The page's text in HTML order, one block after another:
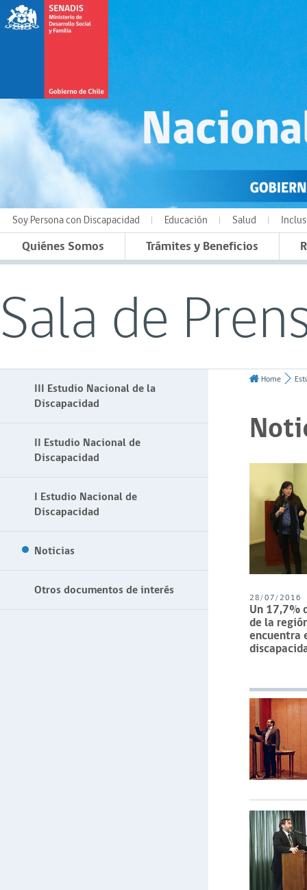
Soy Persona con Discapacidad Educación Salud
Quiénes Somos Trámites y Beneficios
Sala de
III Estudio Nacional de la
Discapacidad
II Estudio Nacional de
Discapacidad
I Estudio Nacional de
Discapacidad
Noticias
Otros documentos de interés
Home
28/07/2016
Un 17,7%
de la
encuentra